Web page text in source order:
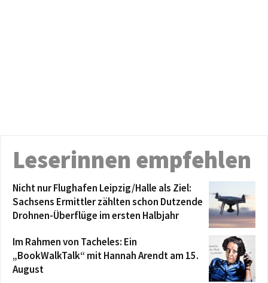
Leserinnen empfehlen
Nicht nur Flughafen Leipzig/Halle als Ziel:
Sachsens Ermittler zählten schon Dutzende
Drohnen-Überflüge im ersten Halbjahr
Im Rahmen von Tacheles: Ein
„BookWalkTalk“ mit Hannah Arendt am 15.
August